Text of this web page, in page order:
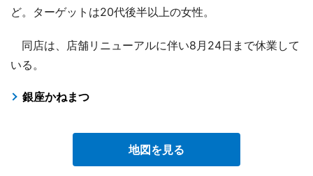
ど。ターゲットは20代後半以上の女性。
同店は、店舗リニューアルに伴い8月24日まで休業して
いる。
銀座かねまつ
地図を見る